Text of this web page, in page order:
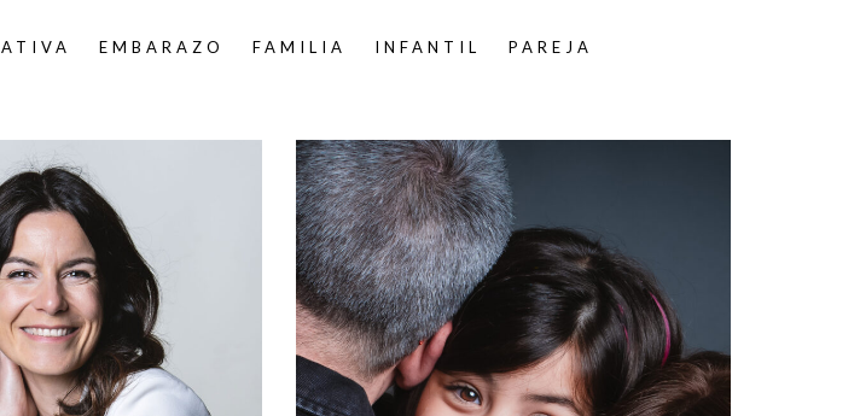
EMBARAZO FAMILIA INFANTIL PAREJA